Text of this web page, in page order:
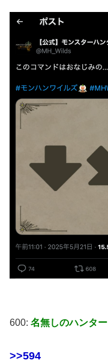
600: 名無しのハンター
>>594